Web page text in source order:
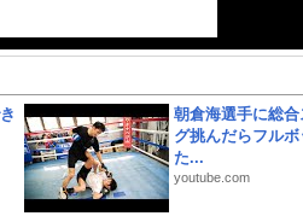
朝倉海選手に総
グ挑んだらフル
た...
youtube.com